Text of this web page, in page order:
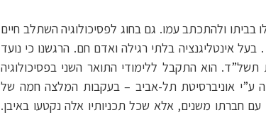
ולהתכתב עמו. גם בחוג לפסיכולוגיה השתלב חיים
אינטליגנציה בלתי רגילה ואדם חם. הרגשנו כי נועד
תשל”ד. הוא התקבל ללימודי התואר השני בפסיכולוגיה
ע”י אוניברסיטת תל-אביב – בעקבות המלצה חמה של
חברתו משנים, אלא שכל תכניותיו אלה נקטעו באיבן.